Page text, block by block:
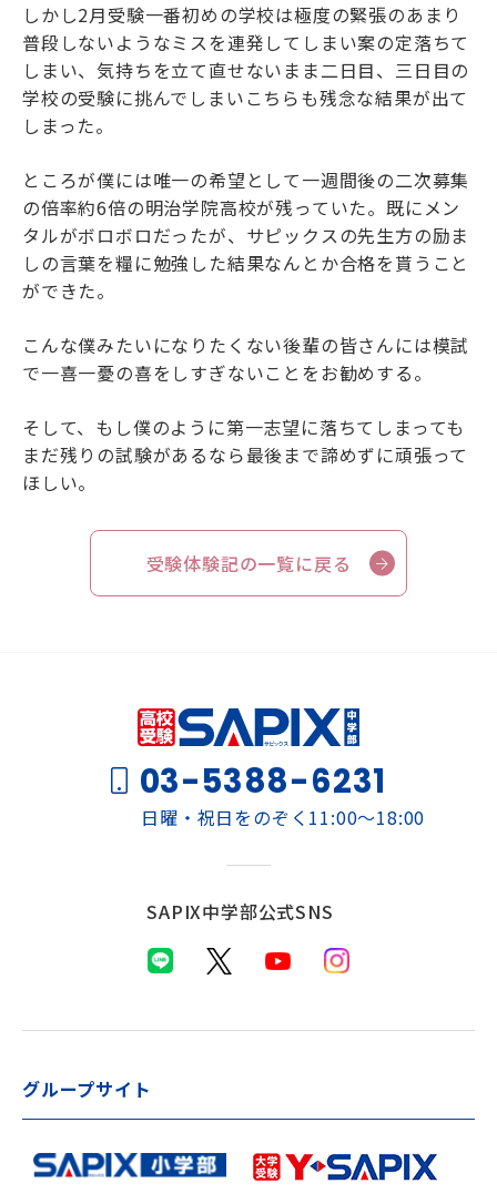
しかし2月受験一番初めの学校は極度の緊張のあまり
普段しないようなミスを連発してしまい案の定落ちて
しまい、気持ちを立て直せないまま二日目、三日目の
学校の受験に挑んでしまいこちらも残念な結果が出て
しまった。
ところが僕には唯一の希望として一週間後の二次募集
の倍率約6倍の明治学院高校が残っていた。既にメン
タルがボロボロだったが、サピックスの先生方の励ま
しの言葉を糧に勉強した結果なんとか合格を貰うこと
ができた。
こんな僕みたいになりたくない後輩の皆さんには模試
で一喜一憂の喜をしすぎないことをお勧めする。
そして、もし僕のように第一志望に落ちてしまっても
まだ残りの試験があるなら最後まで諦めずに頑張って
ほしい。
受験体験記の一覧に戻る
03-5388-6231
日曜・祝日をのぞく11:00～18:00
SAPIX中学部公式SNS
グループサイト